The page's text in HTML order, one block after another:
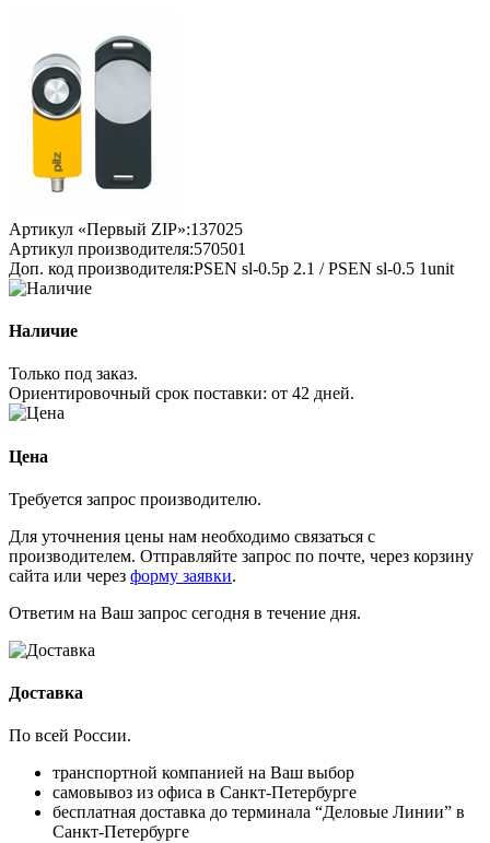
Артикул «Первый ZIP»:137025
Артикул производителя:570501
Доп. код производителя:PSEN sl-0.5p 2.1 / PSEN sl-0.5 1unit
Наличие
Только под заказ.
Ориентировочный срок поставки: от 42 дней.
Цена
Требуется запрос производителю.
Для уточнения цены нам необходимо связаться с
производителем. Отправляйте запрос по почте, через корзину
сайта или через форму заявки.
Ответим на Ваш запрос сегодня в течение дня.
Доставка
По всей России.
транспортной компанией на Ваш выбор
самовывоз из офиса в Санкт-Петербурге
бесплатная доставка до терминала “Деловые Линии” в
Санкт-Петербурге